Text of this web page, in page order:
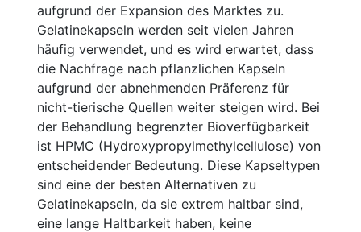
aufgrund der Expansion des Marktes zu.
Gelatinekapseln werden seit vielen Jahren
häufig verwendet, und es wird erwartet, dass
die Nachfrage nach pflanzlichen Kapseln
aufgrund der abnehmenden Präferenz für
nicht-tierische Quellen weiter steigen wird. Bei
der Behandlung begrenzter Bioverfügbarkeit
ist HPMC (Hydroxypropylmethylcellulose) von
entscheidender Bedeutung. Diese Kapseltypen
sind eine der besten Alternativen zu
Gelatinekapseln, da sie extrem haltbar sind,
eine lange Haltbarkeit haben, keine